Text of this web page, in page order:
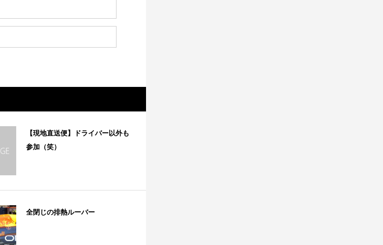
【現地直送便】ドライバー以外も
参加（笑）
全閉じの排熱ルーバー